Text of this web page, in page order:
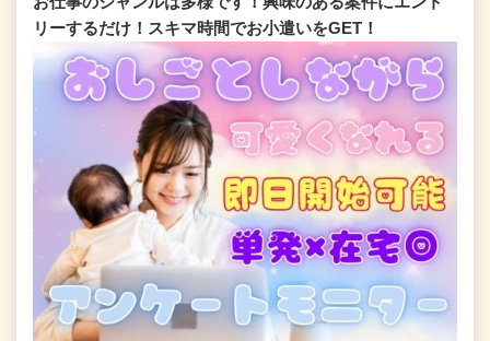
リーするだけ！スキマ時間でお小遣いをGET！